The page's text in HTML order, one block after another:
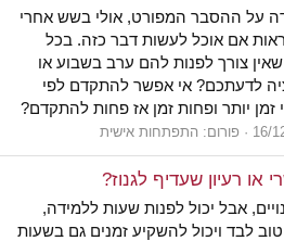
על ההסבר המפורט, אולי בשש אחרי
אם אוכל לעשות דבר כזה. בכל
צורך לפנות להם ערב בשבוע או
לדעתכם? אי אפשר להתקדם לפי
יותר ופחות זמן אז פחות להתקדם?
16/ פורום: התפתחות אישית
רעיון שעדיף לגנוז?
אבל יכול לפנות שעות ללמידה,
לבד ויכול להשקיע זמנים גם בשעות